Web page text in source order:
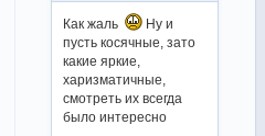
Как жаль
Ну и
пусть косячные, зато
какие яркие,
харизматичные,
смотреть их всегда
было интересно